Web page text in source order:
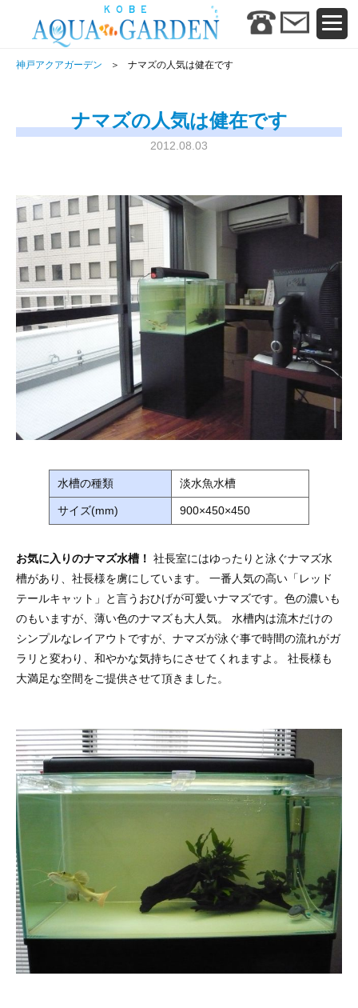
神戸アクアガーデン ナマズの人気は健在です
ナマズの人気は健在です
2012.08.03
水槽の種類 淡水魚水槽
サイズ(mm) 900×450×450
お気に入りのナマズ水槽！ 社長室にはゆったりと泳ぐナマズ水
槽があり、社長様を虜にしています。 一番人気の高い「レッド
テールキャット」と言うおひげが可愛いナマズです。色の濃いも
のもいますが、薄い色のナマズも大人気。 水槽内は流木だけの
シンプルなレイアウトですが、ナマズが泳ぐ事で時間の流れがガ
ラリと変わり、和やかな気持ちにさせてくれますよ。 社長様も
大満足な空間をご提供させて頂きました。